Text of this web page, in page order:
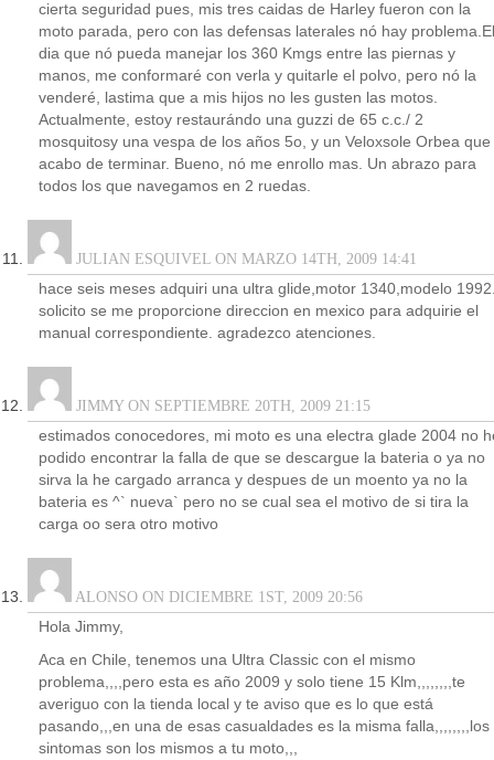
cierta seguridad pues, mis tres caidas de Harley fueron con la
moto parada, pero con las defensas laterales nó hay problema.El
dia que nó pueda manejar los 360 Kmgs entre las piernas y
manos, me conformaré con verla y quitarle el polvo, pero nó la
venderé, lastima que a mis hijos no les gusten las motos.
Actualmente, estoy restaurándo una guzzi de 65 c.c./ 2
mosquitosy una vespa de los años 5o, y un Veloxsole Orbea que
acabo de terminar. Bueno, nó me enrollo mas. Un abrazo para
todos los que navegamos en 2 ruedas.
JULIAN ESQUIVEL ON MARZO 14TH, 2009 14:41
hace seis meses adquiri una ultra glide,motor 1340,modelo
solicito se me proporcione direccion en mexico para adquirie el
manual correspondiente. agradezco atenciones.
JIMMY ON SEPTIEMBRE 20TH, 2009 21:15
estimados conocedores, mi moto es una electra glade 2004 no
podido encontrar la falla de que se descargue la bateria o ya no
sirva la he cargado arranca y despues de un moento ya no la
bateria es ^` nueva` pero no se cual sea el motivo de si tira la
carga oo sera otro motivo
ALONSO ON DICIEMBRE 1ST, 2009 20:56
Hola Jimmy,
Aca en Chile, tenemos una Ultra Classic con el mismo
problema,,,,pero esta es año 2009 y solo tiene 15 Klm,,,,,,,,te
averiguo con la tienda local y te aviso que es lo que está
pasando,,,en una de esas casualdades es la misma falla,,,,,,,,los
sintomas son los mismos a tu moto,,,